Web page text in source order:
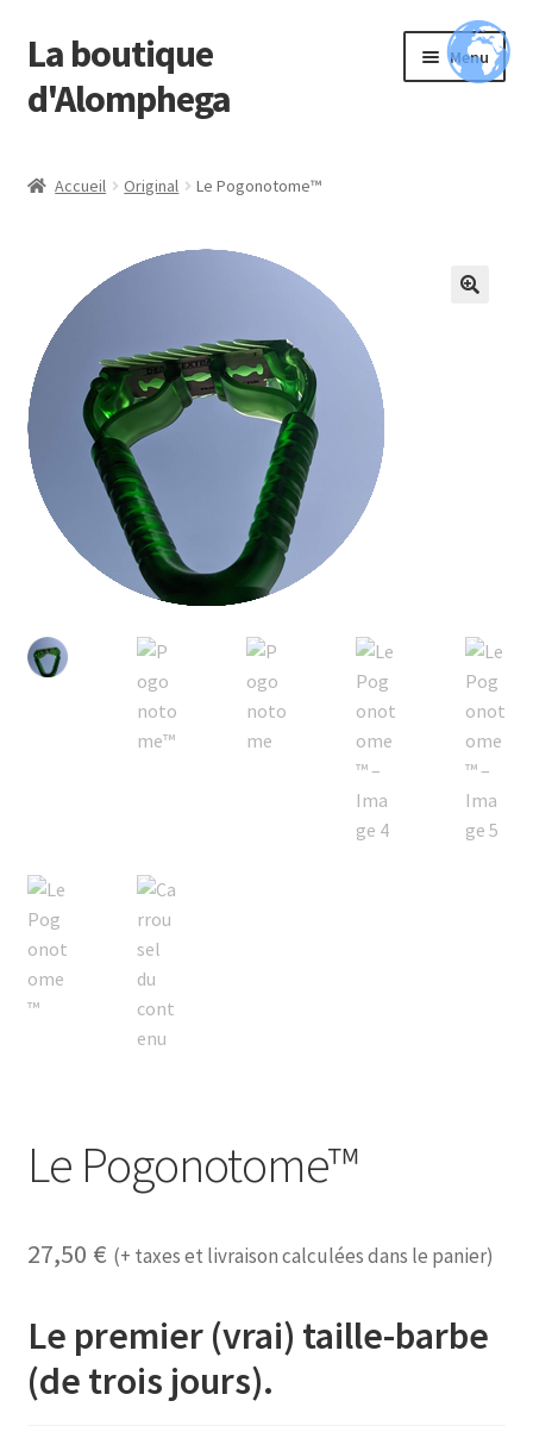
Aller
à
la
Aller
au
contenu
La boutique
d'Alomphega
Menu
Mon compte
Panier
Contact
Accueil Original Le Pogonotome™
Le Pogonotome™
27,50 € (+ taxes et livraison calculées dans le panier)
Le premier (vrai) taille-barbe
(de trois jours).